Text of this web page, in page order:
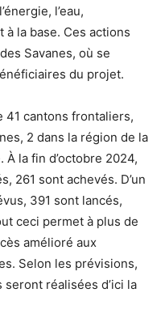
l’eau,
à la base. Ces actions
Savanes, où se
du projet.
41 cantons frontaliers,
2 dans la région de la
la fin d’octobre 2024,
261 sont achevés. D’un
391 sont lancés,
ceci permet à plus de
amélioré aux
Selon les prévisions,
réalisées d’ici la